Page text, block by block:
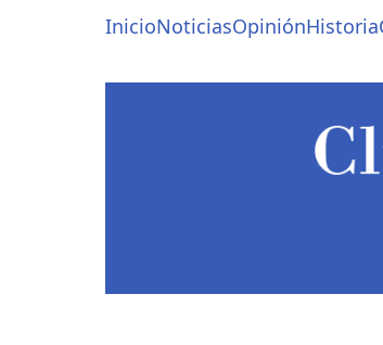
Navegación
InicioNoticiasOpiniónHistoria